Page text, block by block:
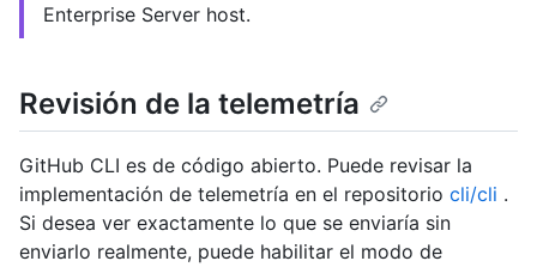
Enterprise Server host.
Revisión de la telemetría
GitHub CLI es de código abierto. Puede revisar la
implementación de telemetría en el repositorio cli/cli .
Si desea ver exactamente lo que se enviaría sin
enviarlo realmente, puede habilitar el modo de